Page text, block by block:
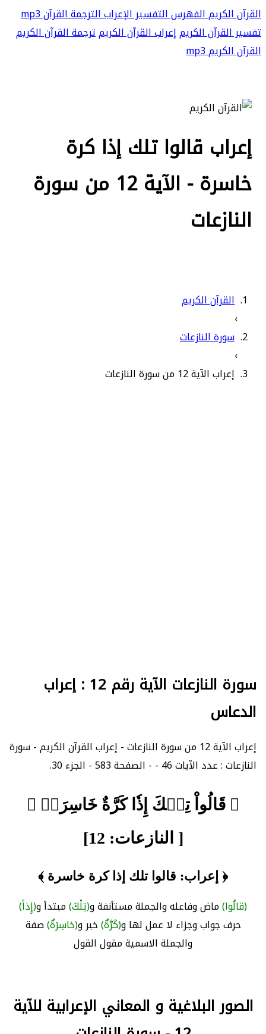
القرآن الكريمالفهرسالتفسيرالإعرابالترجمةالقرآن mp3
تفسير القرآن الكريمإعراب القرآن الكريمترجمة القرآن الكريم
القرآن الكريم mp3
إعراب قالوا تلك إذا كرة
خاسرة - الآية 12 من سورة
النازعات
القرآن الكريم
›
سورة النازعات
›
إعراب الآية 12 من سورة النازعات
سورة النازعات الآية رقم 12 : إعراب
الدعاس
إعراب الآية 12 من سورة النازعات - إعراب القرآن الكريم - سورة
النازعات : عدد الآيات 46 - - الصفحة 583 - الجزء 30.
﴿ قَالُواْ تِلۡكَ إِذٗا كَرَّةٌ خَاسِرَةٞ ﴾
[ النازعات: 12]
﴿ إعراب: قالوا تلك إذا كرة خاسرة ﴾
(قالُوا)ماض وفاعله والجملة مستأنفة و(تِلْكَ)مبتدأ و(إِذاً)
حرف جواب وجزاء لا عمل لها و(كَرَّةٌ)خبر و(خاسِرَةٌ)صفة
والجملة الاسمية مقول القول
الصور البلاغية و المعاني الإعرابية للآية